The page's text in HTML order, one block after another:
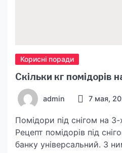
Корисні поради
Скільки кг помідорів
admin 7 мая,
Помідори під снігом на 3-
Рецепт помідорів під
банку універсальний. З